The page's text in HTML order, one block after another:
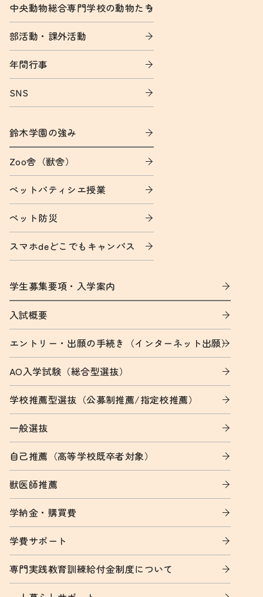
中央動物総合専門学校の動物たち
部活動・課外活動
年間行事
SNS
鈴木学園の強み
Zoo舎（獣舎）
ペットパティシエ授業
ペット防災
スマホdeどこでもキャンパス
学生募集要項・入学案内
入試概要
エントリー・出願の手続き（インターネット出願）
AO入学試験（総合型選抜）
学校推薦型選抜（公募制推薦/指定校推薦）
一般選抜
自己推薦（高等学校既卒者対象）
獣医師推薦
学納金・購買費
学費サポート
専門実践教育訓練給付金制度について